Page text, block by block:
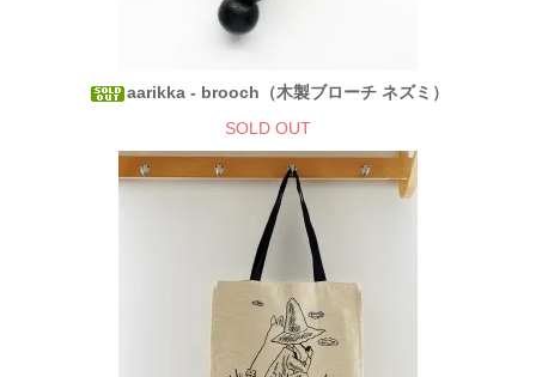
aarikka - brooch（木製ブローチ ネズミ）
SOLD OUT